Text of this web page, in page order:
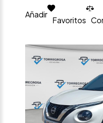
Añadir
Favoritos